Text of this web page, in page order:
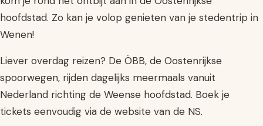
hoofdstad. Zo kan je volop genieten van je stedentrip in
Wenen!
Liever overdag reizen? De ÖBB, de Oostenrijkse
spoorwegen, rijden dagelijks meermaals vanuit
Nederland richting de Weense hoofdstad. Boek je
tickets eenvoudig via de website van de NS.